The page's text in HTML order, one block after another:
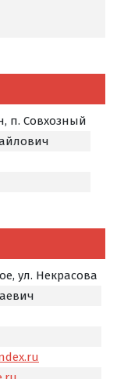
п. Совхозный
ул. Некрасова